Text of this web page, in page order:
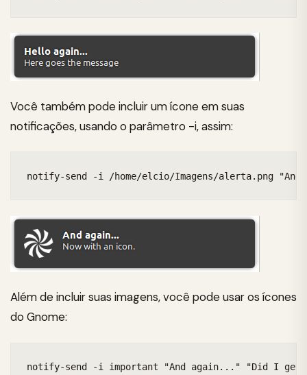
Você também pode incluir um ícone em suas
notificações, usando o parâmetro -i, assim:
notify-send -i /home/elcio/Imagens/alerta.png
Além de incluir suas imagens, você pode usar os ícones
do Gnome:
notify-send -i important "And again..." "Did I get